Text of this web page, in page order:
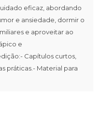
eficaz, abordando
e ansiedade, dormir o
e aproveitar ao
e
Capítulos curtos,
práticas.- Material para